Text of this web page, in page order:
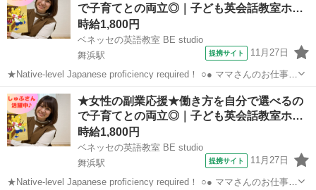
で子育てとの両立◎｜子ども英会話教室ホ…
時給1,800円
ベネッセの英語教室 BE studio
舞浜駅
提携サイト 11月27日
★Native-level Japanese proficiency required！ ○● ママさんのお仕事応
援 ●○ ホームティーチャ—なので、在宅やご自宅近くでの勤務！ ご家
庭の都合に応じて、週1日～開校日なども調整...
千葉 浦安市 舞浜駅 その他
★女性の副業応援★働き方を自分で選べるの
で子育てとの両立◎｜子ども英会話教室ホ…
時給1,800円
ベネッセの英語教室 BE studio
舞浜駅
提携サイト 11月27日
★Native-level Japanese proficiency required！ ○● ママさんのお仕事応